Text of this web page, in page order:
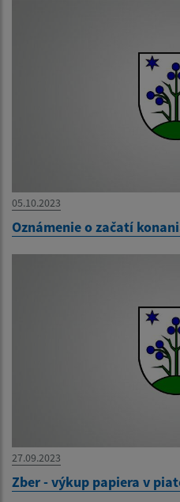
05.10.2023
Oznámenie o začatí
27.09.2023
Zber - výkup papiera v